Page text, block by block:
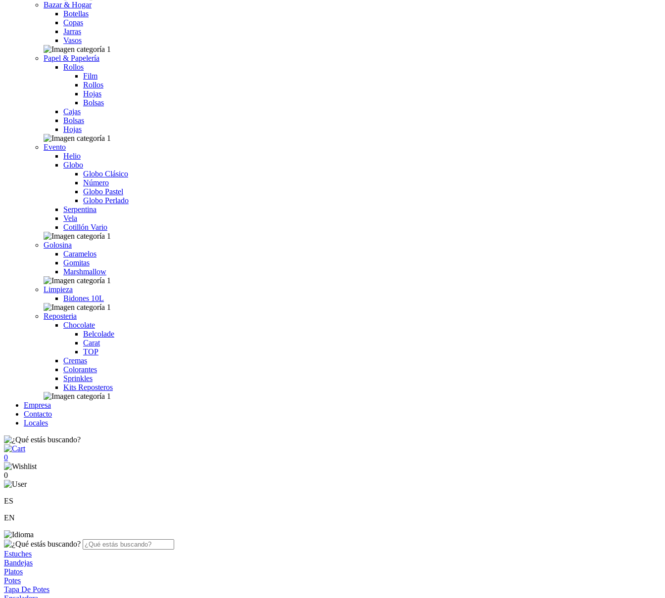
Bazar & Hogar
Botellas
Copas
Jarras
Vasos
Papel & Papelería
Rollos
Film
Rollos
Hojas
Bolsas
Cajas
Bolsas
Hojas
Evento
Helio
Globo
Globo Clásico
Número
Globo Pastel
Globo Perlado
Serpentina
Vela
Cotillón Vario
Golosina
Caramelos
Gomitas
Marshmallow
Limpieza
Bidones 10L
Reposteria
Chocolate
Belcolade
Carat
TOP
Cremas
Colorantes
Sprinkles
Kits Reposteros
Empresa
Contacto
Locales
0
0
ES
EN
Estuches
Bandejas
Platos
Potes
Tapa De Potes